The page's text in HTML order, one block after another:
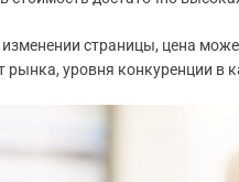
страницы, цена
рынка, уровня конкуренции в